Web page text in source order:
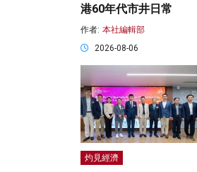
港60年代市井日常
作者: 本社編輯部
2026-08-06
灼見經濟